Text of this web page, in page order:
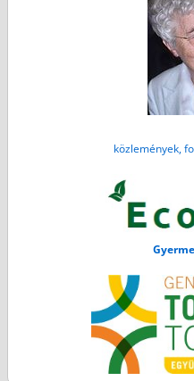
közlemények,